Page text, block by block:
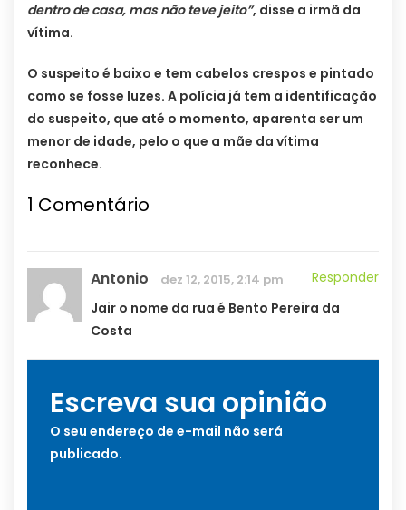
dentro de casa, mas não teve jeito”, disse a irmã da
vítima.
O suspeito é baixo e tem cabelos crespos e pintado
como se fosse luzes. A polícia já tem a identificação
do suspeito, que até o momento, aparenta ser um
menor de idade, pelo o que a mãe da vítima
reconhece.
1 Comentário
Antonio dez 12, 2015, 2:14 pm
Responder
Jair o nome da rua é Bento Pereira da
Costa
Escreva sua opinião
O seu endereço de e-mail não será
publicado.